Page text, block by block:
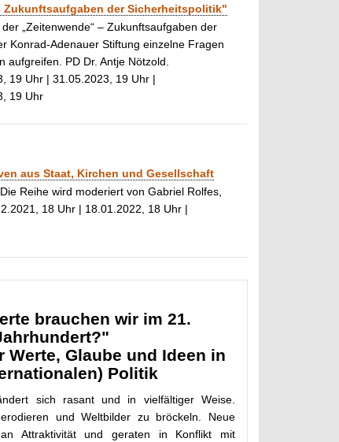
Zukunftsaufgaben der Sicherheitspolitik"
„Zeitenwende“ – Zukunftsaufgaben der
Konrad-Adenauer Stiftung einzelne Fragen
PD Dr. Antje Nötzold.
19 Uhr | 31.05.2023, 19 Uhr |
19 Uhr
aus Staat, Kirchen und Gesellschaft
Reihe wird moderiert von Gabriel Rolfes,
18 Uhr | 18.01.2022, 18 Uhr |
brauchen wir im 21.
Werte, Glaube und Ideen in
Politik
sich rasant und in vielfältiger Weise.
und Weltbilder zu bröckeln. Neue
an Attraktivität und geraten in Konflikt mit